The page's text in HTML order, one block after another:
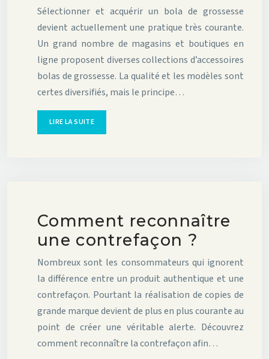
Sélectionner et acquérir un bola de grossesse
devient actuellement une pratique très courante.
Un grand nombre de magasins et boutiques en
ligne proposent diverses collections d’accessoires
bolas de grossesse. La qualité et les modèles sont
certes diversifiés, mais le principe…
LIRE LA SUITE
Comment reconnaître
une contrefaçon ?
Nombreux sont les consommateurs qui ignorent
la différence entre un produit authentique et une
contrefaçon. Pourtant la réalisation de copies de
grande marque devient de plus en plus courante au
point de créer une véritable alerte. Découvrez
comment reconnaître la contrefaçon afin…